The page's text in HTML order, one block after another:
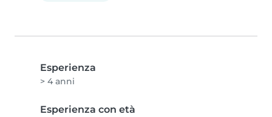
Esperienza
> 4 anni
Esperienza con età